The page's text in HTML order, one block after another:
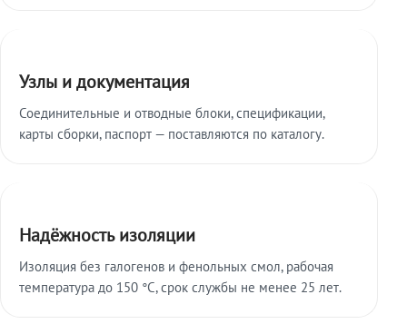
Узлы и документация
Соединительные и отводные блоки, спецификации,
карты сборки, паспорт — поставляются по каталогу.
Надёжность изоляции
Изоляция без галогенов и фенольных смол, рабочая
температура до 150 °C, срок службы не менее 25 лет.